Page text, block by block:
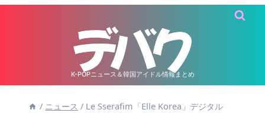
K-POPニュース＆韓国アイドル情報まとめ
/ ニュース / Le Sserafim「Elle Korea」デジタル